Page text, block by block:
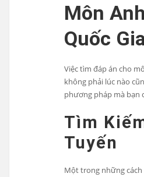
Môn
Quốc
Việc tìm đáp án cho
không phải lúc nào
phương pháp mà bạn
Tìm
Tuyến
Một trong những